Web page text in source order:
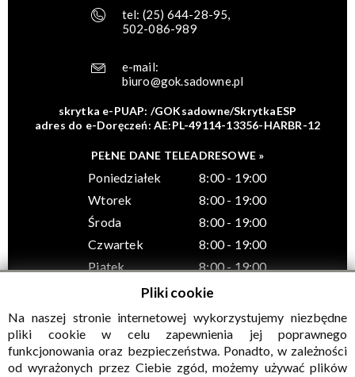
tel: (25) 644-28-95,
502-086-989
e-mail:
biuro@gok.sadowne.pl
skrytka e-PUAP: /GOKsadowne/SkrytkaESP
adres do e-Doręczeń: AE:PL-49114-13356-HARBR-12
PEŁNE DANE TELEADRESOWE »
Poniedziałek
8:00 - 19:00
Wtorek
8:00 - 19:00
Środa
8:00 - 19:00
Czwartek
8:00 - 19:00
Piątek
8:00 - 19:00
© Wszelkie prawa zastrzeżone, Gminny Ośrodek Kultury w
Sadownem
Pliki cookie
Na naszej stronie internetowej wykorzystujemy niezbędne
pliki cookie w celu zapewnienia jej poprawnego
funkcjonowania oraz bezpieczeństwa. Ponadto, w zależności
od wyrażonych przez Ciebie zgód, możemy używać plików